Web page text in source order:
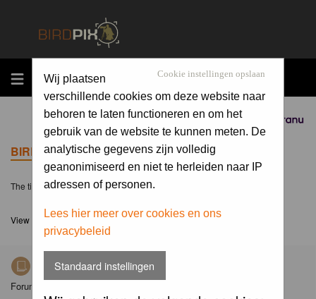
MENU
Sponsored by
Cookie instellingen opslaan
Wij plaatsen
verschillende cookies om deze website naar
behoren te laten functioneren en om het
gebruik van de website te kunnen meten. De
analytische gegevens zijn volledig
geanonimiseerd en niet te herleiden naar IP
adressen of personen.
Lees hier meer over cookies en ons
privacybeleid
Standaard instellingen
BIRDPIX.NL FORUM INDEX
The time now is Fri 07 Aug 2026, 19:57
View unanswered posts
Nieuws
Forum met nieuwsberichten over Birdpix